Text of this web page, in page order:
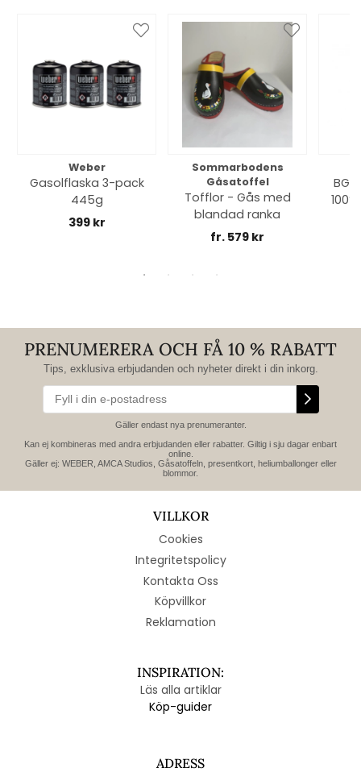
Weber
Gasolflaska 3-pack
445g
399 kr
Sommarbodens
Gåsatoffel
Tofflor - Gås med
blandad ranka
fr. 579 kr
PRENUMERERA OCH FÅ 10 % RABATT
Tips, exklusiva erbjudanden och nyheter direkt i din inkorg.
Gäller endast nya prenumeranter.
Kan ej kombineras med andra erbjudanden eller rabatter. Giltig i sju dagar enbart
online.
Gäller ej: WEBER, AMCA Studios, Gåsatoffeln, presentkort, heliumballonger eller
blommor.
VILLKOR
Cookies
Integritetspolicy
Kontakta Oss
Köpvillkor
Reklamation
INSPIRATION:
Läs alla artiklar
Köp-guider
ADRESS